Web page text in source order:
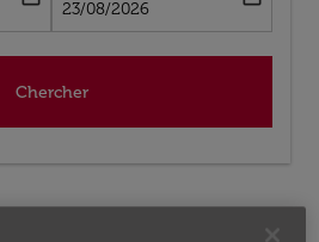
date-aria-label
fc-booking-return-date-aria-label
23/08/2026
Chercher